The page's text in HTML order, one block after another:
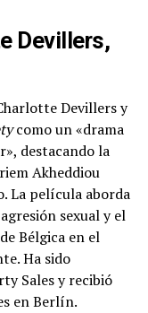
Devillers,
Devillers y
como un «drama
destacando la
Akheddiou
La película aborda
sexual y el
Bélgica en el
Ha sido
Sales y recibió
en Berlín.